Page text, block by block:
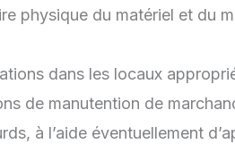
physique du matériel et du
dans les locaux
de manutention de
à l’aide éventuellement